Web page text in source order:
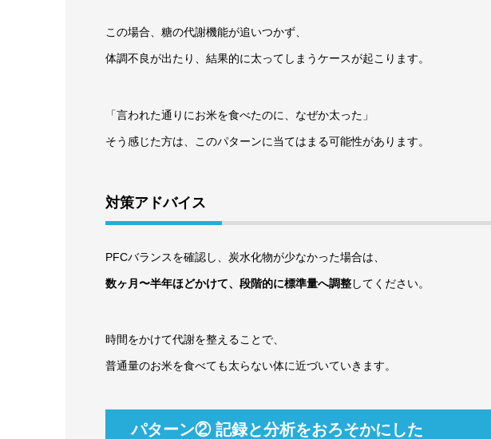
この場合、糖の代謝機能が追いつかず、
体調不良が出たり、結果的に太ってしまうケースが起こります。
「言われた通りにお米を食べたのに、なぜか太った」
そう感じた方は、このパターンに当てはまる可能性があります。
対策アドバイス
PFCバランスを確認し、炭水化物が少なかった場合は、
数ヶ月〜半年ほどかけて、段階的に標準量へ調整してください。
時間をかけて代謝を整えることで、
普通量のお米を食べても太らない体に近づいていきます。
パターン② 記録と分析をおろそかにした